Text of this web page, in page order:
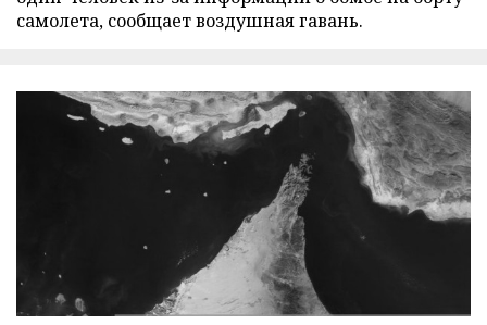
самолета, сообщает воздушная гавань.